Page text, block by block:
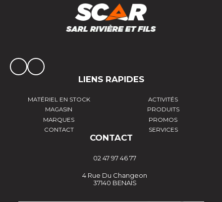
LIENS RAPIDES
MATÉRIEL EN STOCK
ACTIVITÉS
MAGASIN
PRODUITS
MARQUES
PROMOS
CONTACT
SERVICES
CONTACT
02 47 97 46 77
4 Rue Du Changeon
37140 BENAIS